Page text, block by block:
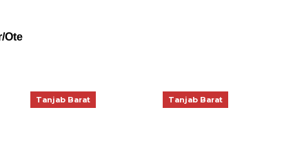
Ote
Tanjab Barat Tanjab Barat